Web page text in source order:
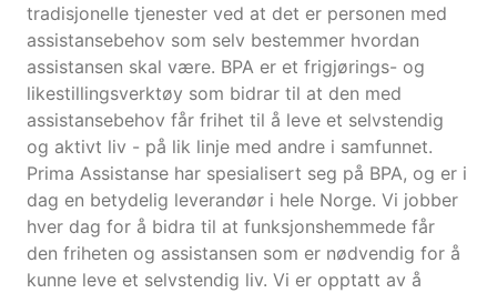
tradisjonelle tjenester ved at det er personen med
assistansebehov som selv bestemmer hvordan
assistansen skal være. BPA er et frigjørings- og
likestillingsverktøy som bidrar til at den med
assistansebehov får frihet til å leve et selvstendig
og aktivt liv - på lik linje med andre i samfunnet.
Prima Assistanse har spesialisert seg på BPA, og er i
dag en betydelig leverandør i hele Norge. Vi jobber
hver dag for å bidra til at funksjonshemmede får
den friheten og assistansen som er nødvendig for å
kunne leve et selvstendig liv. Vi er opptatt av å